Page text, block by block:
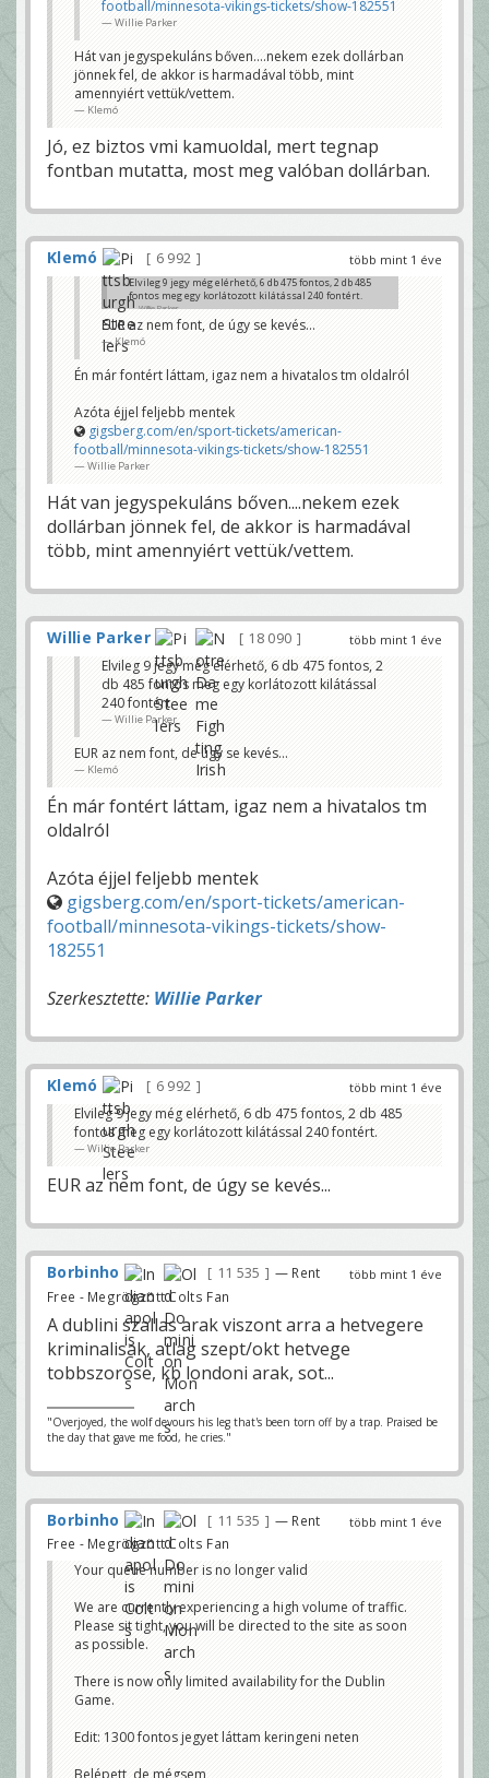
football/minnesota-vikings-tickets/show-182551
Willie Parker
Hát van jegyspekuláns bőven....nekem ezek dollárban
jönnek fel, de akkor is harmadával több, mint
amennyiért vettük/vettem.
Klemó
Jó, ez biztos vmi kamuoldal, mert tegnap
fontban mutatta, most meg valóban dollárban.
több mint 1 éve
Klemó 6 992
Elvileg 9 jegy még elérhető, 6 db 475 fontos, 2 db 485
fontos meg egy korlátozott kilátással 240 fontért.
Willie Parker
EUR az nem font, de úgy se kevés...
Klemó
Én már fontért láttam, igaz nem a hivatalos tm oldalról
Azóta éjjel feljebb mentek
gigsberg.com/en/sport-tickets/american-
football/minnesota-vikings-tickets/show-182551
Willie Parker
Hát van jegyspekuláns bőven....nekem ezek
dollárban jönnek fel, de akkor is harmadával
több, mint amennyiért vettük/vettem.
több mint 1 éve
Willie Parker
18 090
Elvileg 9 jegy még elérhető, 6 db 475 fontos, 2
db 485 fontos meg egy korlátozott kilátással
240 fontért.
Willie Parker
EUR az nem font, de úgy se kevés...
Klemó
Én már fontért láttam, igaz nem a hivatalos tm
oldalról
Azóta éjjel feljebb mentek
gigsberg.com/en/sport-tickets/american-
football/minnesota-vikings-tickets/show-
182551
Szerkesztette: Willie Parker
több mint 1 éve
Klemó
6 992
Elvileg 9 jegy még elérhető, 6 db 475 fontos, 2 db 485
fontos meg egy korlátozott kilátással 240 fontért.
Willie Parker
EUR az nem font, de úgy se kevés...
több mint 1 éve
Borbinho 11 535
— Rent
Free - Megrögzött Colts Fan
A dublini szallas arak viszont arra a hetvegere
kriminalisak, atlag szept/okt hetvege
tobbszorose, kb londoni arak, sot...
"Overjoyed, the wolf devours his leg that's been torn off by a trap. Praised be
the day that gave me food, he cries."
több mint 1 éve
Borbinho 11 535
— Rent
Free - Megrögzött Colts Fan
Your queue number is no longer valid
We are currently experiencing a high volume of traffic.
Please sit tight, you will be directed to the site as soon
as possible.
There is now only limited availability for the Dublin
Game.
Edit: 1300 fontos jegyet láttam keringeni neten
Belépett, de mégsem